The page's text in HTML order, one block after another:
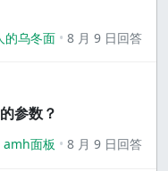
的乌冬面
8 月 9 日回答
参数？
amh面板 8 月 9 日回答